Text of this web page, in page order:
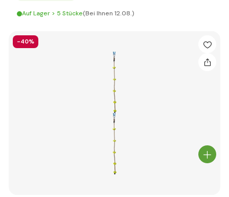
Auf Lager > 5 Stücke(Bei Ihnen 12.08.)
-40%